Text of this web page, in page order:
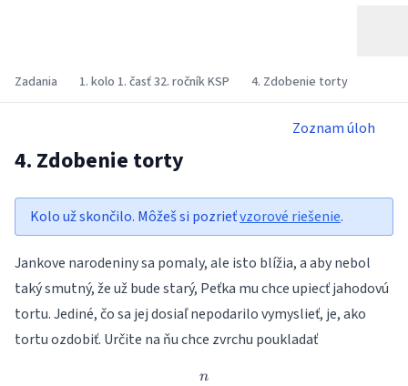
Zadania 1. kolo 1. časť 32. ročník KSP 4. Zdobenie torty
Zoznam úloh
4. Zdobenie torty
Kolo už skončilo. Môžeš si pozrieťvzorové riešenie.
Jankove narodeniny sa pomaly, ale isto blížia, a aby nebol
taký smutný, že už bude starý, Peťka mu chce upiecť jahodovú
tortu. Jediné, čo sa jej dosiaľ nepodarilo vymyslieť, je, ako
tortu ozdobiť. Určite na ňu chce zvrchu poukladať
n
n